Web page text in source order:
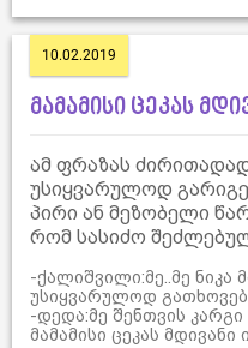
10.02.2019
მამამისი ცეკას
ამ ფრაზას
უსიყვარულოდ
პირი ან მეზობელი
რომ სასიძო
-ქალიშვილი:მე..მე ნიკა
უსიყვარულოდ
-დედა:მე შენთვის
მამამისი ცეკას მდივანი